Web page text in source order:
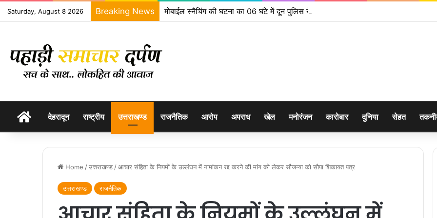
Saturday, August 8 2026 Breaking News मोबाईल स्नैचिंग की घटना का 06 घंटे में दून पुलिस ने किया खुलासा
होम देहरादून राष्ट्रीय उत्तराखण्ड राजनैतिक आरोप अपराध खेल मनोरंजन कारोबार दुनिया सेहत
Home /उत्तराखण्ड /आचार संहिता के नियमों के उल्लंघन में नामांकन रद्द करने की मांग को लेकर सौजन्या को सौपा शिकायत पत्र
उत्तराखण्ड राजनैतिक